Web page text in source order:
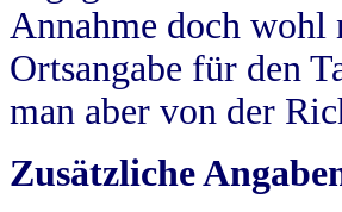
Annahme doch
Ortsangabe für den
man aber von der
Zusätzliche